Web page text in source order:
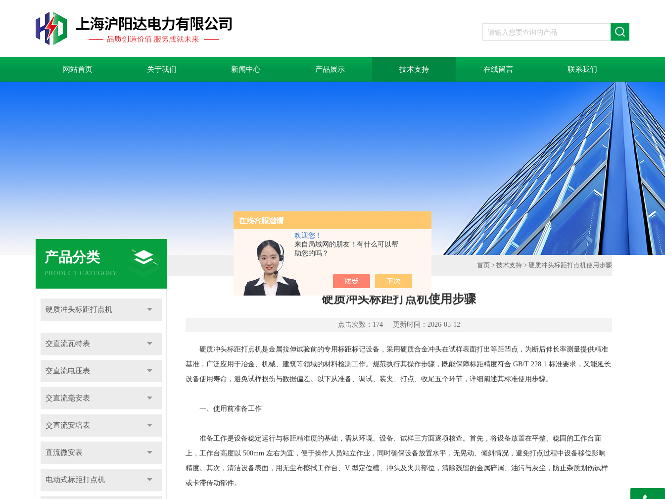
欢迎您！
来自局域网的朋友！有什么可以帮
助您的吗？
网站首页 关于我们 新闻中心 产品展示 技术支持 在线留言 联系我们
产品分类
PRODUCT CATEGORY
硬质冲头标距打点机
交直流瓦特表
交直流电压表
交直流毫安表
交直流安培表
直流微安表
电动式标距打点机
首页 > 技术支持 > 硬质冲头标距打点机使用步骤
硬质冲头标距打点机使用步骤
点击次数：174 更新时间：2026-05-12
硬质冲头标距打点机是金属拉伸试验前的专用标距标记设备，采用硬质合金冲头在试样表面打出等距凹点，为断后伸长率测量提供精准
基准，广泛应用于冶金、机械、建筑等领域的材料检测工作。规范执行其操作步骤，既能保障标距精度符合 GB/T 228.1 标准要求，又能延长
设备使用寿命，避免试样损伤与数据偏差。以下从准备、调试、装夹、打点、收尾五个环节，详细阐述其标准使用步骤。
一、使用前准备工作
准备工作是设备稳定运行与标距精准度的基础，需从环境、设备、试样三方面逐项核查。首先，将设备放置在平整、稳固的工作台面
上，工作台高度以 500mm 左右为宜，便于操作人员站立作业，同时确保设备放置水平，无晃动、倾斜情况，避免打点过程中设备移位影响
精度。其次，清洁设备表面，用无尘布擦拭工作台、V 型定位槽、冲头及夹具部位，清除残留的金属碎屑、油污与灰尘，防止杂质划伤试样
或卡滞传动部件。